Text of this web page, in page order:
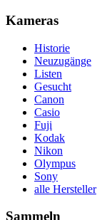
Kameras
Historie
Neuzugänge
Listen
Gesucht
Canon
Casio
Fuji
Kodak
Nikon
Olympus
Sony
alle Hersteller
Sammeln